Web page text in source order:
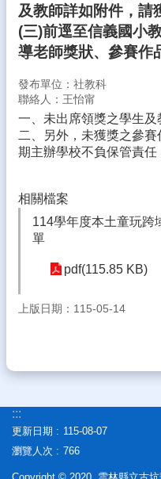
行
政
組
織
校
園
動
態
E
區
區
相
關
連
結
及教師詳如附件，請
(三)前逕至信義國小
導老師獎狀、參賽作
發布單位：社教科
聯絡人：王怡甯
一、未出席領獎之學生及
二、另外，未獲獎之參
期主辦學校不負保管責任
相關檔案
114學年度本土童玩跨
單
pdf(115.85 KB)
上版日期：115-05-14
:::
更新日期
115-08-07
瀏覽人次
766